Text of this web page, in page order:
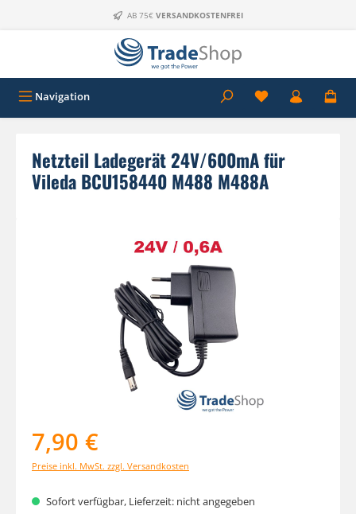
Zum Hauptinhalt springenAB 75€ VERSANDKOSTENFREI
Navigation
Netzteil Ladegerät 24V/600mA für
Vileda BCU158440 M488 M488A
Bildergalerie überspringen
7,90 €
Preise inkl. MwSt. zzgl. Versandkosten
Sofort verfügbar, Lieferzeit: nicht angegeben